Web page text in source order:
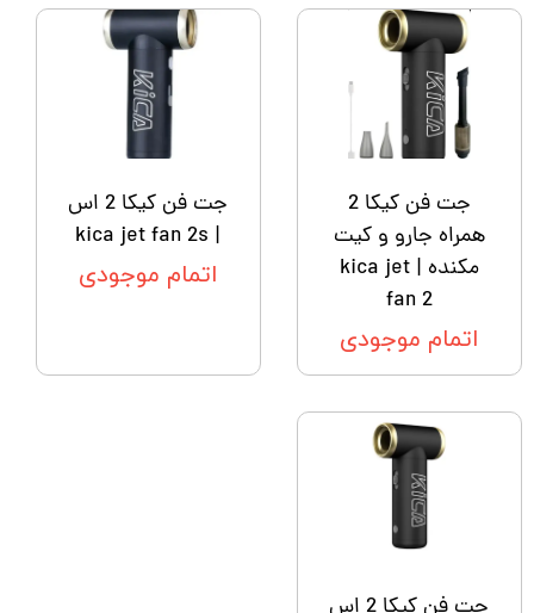
جت فن کیکا 2
همراه جارو و کیت
مکنده | kica jet
fan 2
اتمام موجودی
جت فن کیکا 2 اس
| kica jet fan 2s
اتمام موجودی